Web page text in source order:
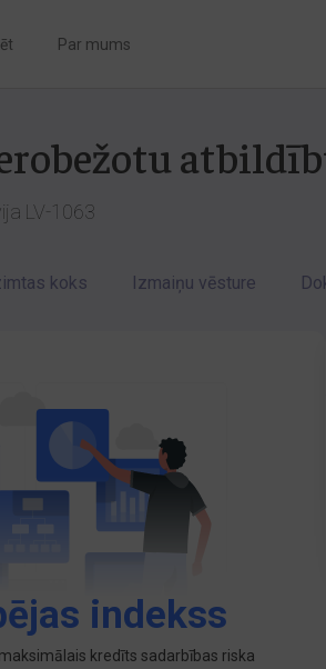
Par mums
LV-1063
koks Izmaiņu vēsture
indekss
kredīts sadarbības riska